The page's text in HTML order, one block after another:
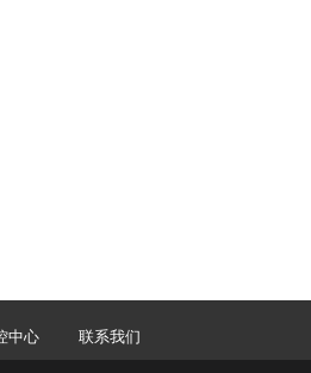
中心 联系我们